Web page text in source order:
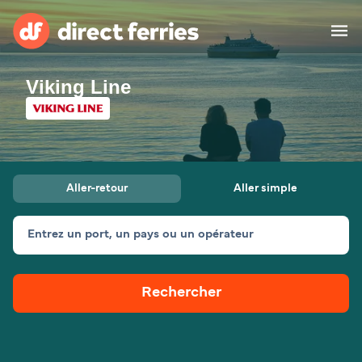
Compagnies de ferry
Pays
Billet de bateau
Traversées et ports
Canada (FR)
Mon Compte
Viking Line
Aller-retour Aller simple
Entrez un port, un pays ou un opérateur
Rechercher